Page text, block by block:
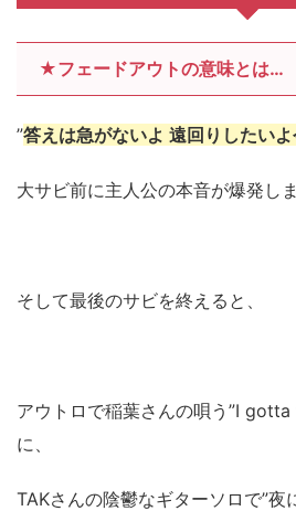
★フェードアウトの意味とは…
”答えは急がないよ 遠回りしたい
大サビ前に主人公の本音が爆発しま
そして最後のサビを終えると、
アウトロで稲葉さんの唄う”I
に、
TAKさんの陰鬱なギターソロで”夜